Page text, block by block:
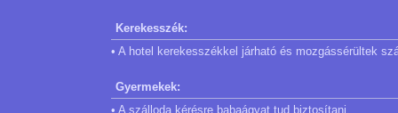
Kerekesszék:
• A hotel kerekesszékkel járható és mozgássérültek
Gyermekek:
• A szálloda kérésre babaágyat tud biztosítani.